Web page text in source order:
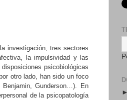
investigación, tres sectores
la impulsividad y las
psicobiológicas
otro lado, han sido un foco
Gunderson…). En
de la psicopatología